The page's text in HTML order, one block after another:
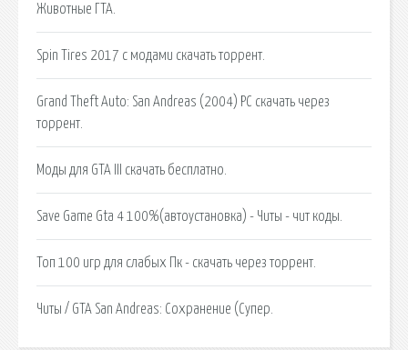
Животные ГТА.
Spin Tires 2017 с модами скачать торрент.
Grand Theft Auto: San Andreas (2004) PC скачать через
торрент.
Моды для GTA III скачать бесплатно.
Save Game Gta 4 100%(автоустановка) - Читы - чит коды.
Топ 100 игр для слабых Пк - скачать через торрент.
Читы / GTA San Andreas: Сохранение (Супер.